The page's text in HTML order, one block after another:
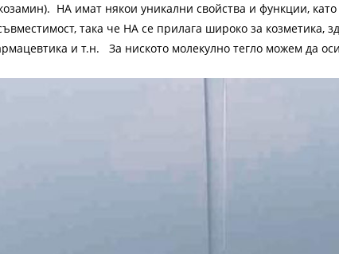
HA имат някои уникални свойства и функции,
така че HA се прилага широко за козметика,
и т.н. За ниското молекулно тегло можем да